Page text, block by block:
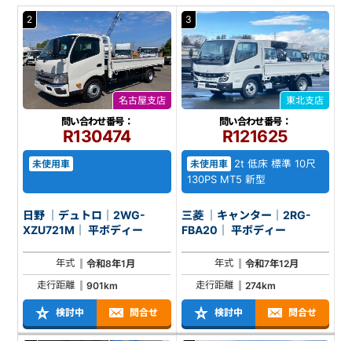
2
名古屋支店
問い合わせ番号：
R130474
未使用車
日野 ｜デュトロ｜2WG-
XZU721M｜ 平ボディー
年式
令和8年1月
走行距離
901km
検討中 問合せ
3
東北支店
問い合わせ番号：
R121625
未使用車 2t 低床 標準 10尺
130PS MT5 新型
三菱 ｜キャンター｜2RG-
FBA20｜ 平ボディー
年式
令和7年12月
走行距離
274km
検討中 問合せ